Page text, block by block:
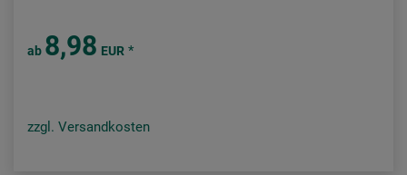
ab 8,98 EUR *
zzgl. Versandkosten